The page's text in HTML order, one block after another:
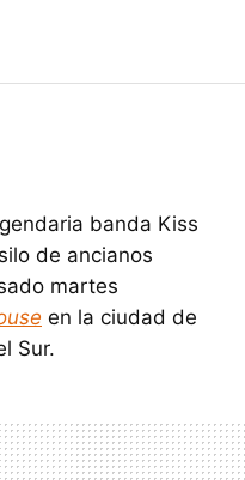
banda Kiss
de ancianos
martes
en la ciudad de
Sur.